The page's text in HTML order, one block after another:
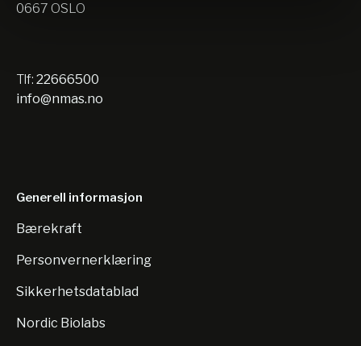
0667 OSLO
Tlf: 22666500
info@nmas.no
Generell informasjon
Bærekraft
Personvernerklæring
Sikkerhetsdatablad
Nordic Biolabs